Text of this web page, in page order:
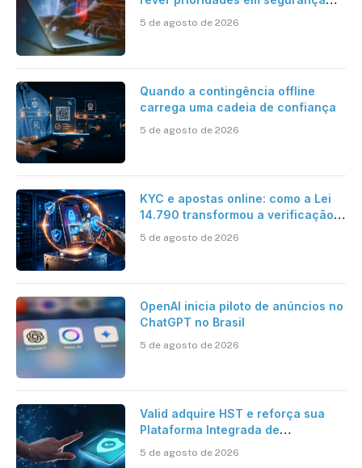
desafios impostos pela Inteligência
5 de agosto de 2026
Quando a contingência offline
carrega uma cadeia de confiança
5 de agosto de 2026
KYC e apostas online: como a Lei
14.790 transformou a verificação
brasileiro
5 de agosto de 2026
OpenAI inicia piloto de anúncios no
ChatGPT no Brasil
5 de agosto de 2026
Valid adquire HST e reforça sua
Plataforma Integrada de
5 de agosto de 2026